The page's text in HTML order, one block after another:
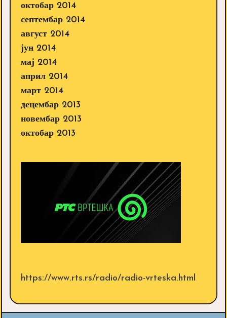
октобар 2014
септембар 2014
август 2014
јун 2014
мај 2014
април 2014
март 2014
децембар 2013
новембар 2013
октобар 2013
https://www.rts.rs/radio/radio-vrteska.html